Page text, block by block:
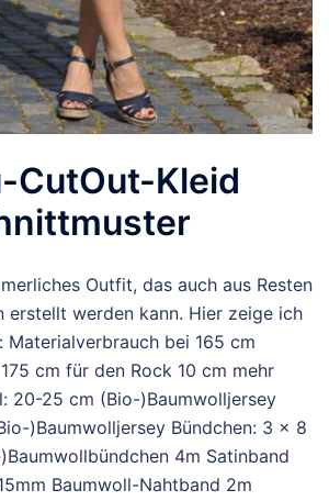
CutOut-Kleid
Outfit, das auch aus Resten
werden kann. Hier zeige ich
Materialverbrauch bei 165 cm
cm für den Rock 10 cm mehr
20-25 cm (Bio-)Baumwolljersey
)Baumwolljersey Bündchen: 3 x 8
4m Satinband
Baumwoll-Nahtband 2m